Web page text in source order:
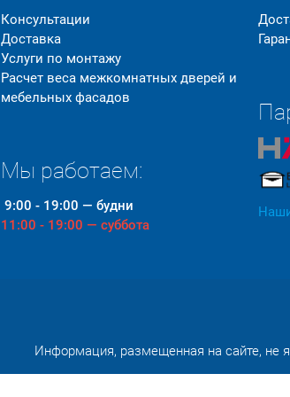
Консультации
Доставка
Услуги по монтажу
Расчет веса межкомнатных дверей и
мебельных фасадов
Мы работаем:
9:00 - 19:00 — будни
11:00 - 19:00 — суббота
Информация, размещенная на сайте, не